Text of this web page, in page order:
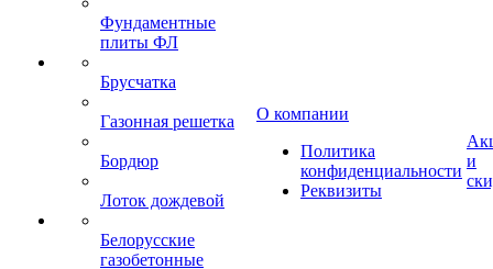
Фундаментные
плиты ФЛ
Брусчатка
Газонная решетка
Бордюр
Лоток дождевой
Белорусские
газобетонные
О компании
Политика
конфиденциальности
Реквизиты
и